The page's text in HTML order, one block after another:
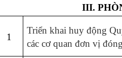
III.
1
Triển khai huy động
các cơ quan đơn vị